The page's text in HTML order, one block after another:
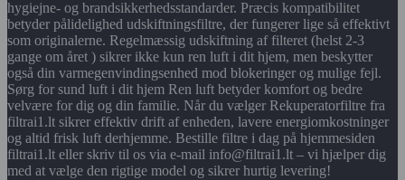
hygiejne- og brandsikkerhedsstandarder. Præcis kompatibilitet
betyder pålidelighed udskiftningsfiltre, der fungerer lige så effektivt
som originalerne. Regelmæssig udskiftning af filteret (helst 2-3
gange om året ) sikrer ikke kun ren luft i dit hjem, men beskytter
også din varmegenvindingsenhed mod blokeringer og mulige fejl.
Sørg for sund luft i dit hjem Ren luft betyder komfort og bedre
velvære for dig og din familie. Når du vælger Rekuperatorfiltre fra
filtrai1.lt sikrer effektiv drift af enheden, lavere energiomkostninger
og altid frisk luft derhjemme. Bestille filtre i dag på hjemmesiden
filtrai1.lt eller skriv til os via e-mail info@filtrai1.lt – vi hjælper dig
med at vælge den rigtige model og sikrer hurtig levering!